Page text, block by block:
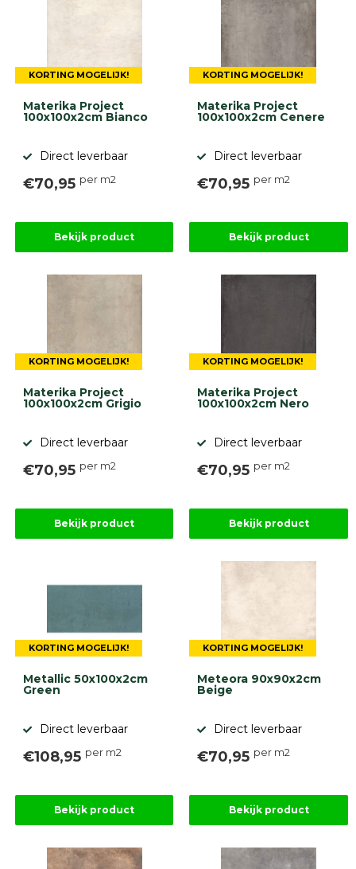
KORTING MOGELIJK!
Materika Project
100x100x2cm Bianco
Direct leverbaar
€70,95 per m2
Bekijk product
KORTING MOGELIJK!
Materika Project
100x100x2cm Cenere
Direct leverbaar
€70,95 per m2
Bekijk product
KORTING MOGELIJK!
Materika Project
100x100x2cm Grigio
Direct leverbaar
€70,95 per m2
Bekijk product
KORTING MOGELIJK!
Materika Project
100x100x2cm Nero
Direct leverbaar
€70,95 per m2
Bekijk product
KORTING MOGELIJK!
Metallic 50x100x2cm
Green
Direct leverbaar
€108,95 per m2
Bekijk product
KORTING MOGELIJK!
Meteora 90x90x2cm
Beige
Direct leverbaar
€70,95 per m2
Bekijk product